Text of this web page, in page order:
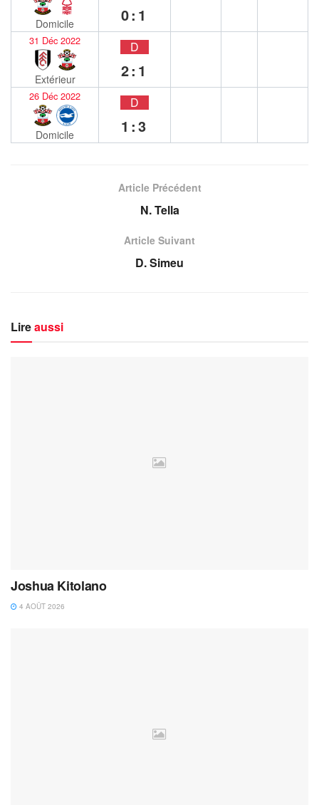
Domicile 0:1
31 Déc 2022
Extérieur
D
2:1
26 Déc 2022
Domicile
D
1:3
Article Précédent
N. Tella
Article Suivant
D. Simeu
Lireaussi
Joshua Kitolano
4 AOÛT 2026